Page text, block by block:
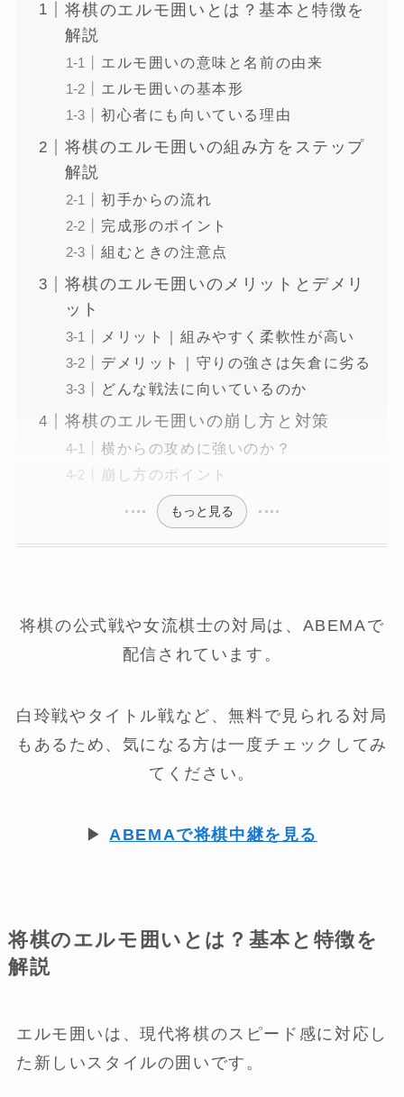
将棋のエルモ囲いとは？基本と特徴を
解説
エルモ囲いの意味と名前の由来
エルモ囲いの基本形
初心者にも向いている理由
将棋のエルモ囲いの組み方をステップ
解説
初手からの流れ
完成形のポイント
組むときの注意点
将棋のエルモ囲いのメリットとデメリ
ット
メリット｜組みやすく柔軟性が高い
デメリット｜守りの強さは矢倉に劣る
どんな戦法に向いているのか
将棋のエルモ囲いの崩し方と対策
横からの攻めに強いのか？
崩し方のポイント
もっと見る
将棋の公式戦や女流棋士の対局は、ABEMAで
配信されています。
白玲戦やタイトル戦など、無料で見られる対局
もあるため、気になる方は一度チェックしてみ
てください。
▶ ABEMAで将棋中継を見る
将棋のエルモ囲いとは？基本と特徴を
解説
エルモ囲いは、現代将棋のスピード感に対応し
た新しいスタイルの囲いです。